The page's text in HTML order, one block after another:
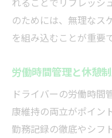
のためには、無理なス
を組み込むことが重要で
労働時間管理と休憩
ドライバーの労働時間
康維持の両立がポイン
勤務記録の徹底やシフ